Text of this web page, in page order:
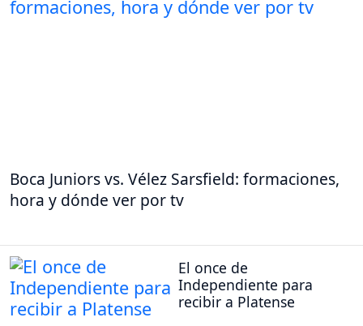
Boca Juniors vs. Vélez Sarsfield: formaciones,
hora y dónde ver por tv
El once de
Independiente para
recibir a Platense